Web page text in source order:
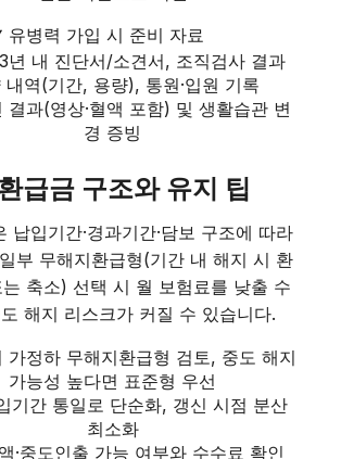
유병력 가입 시 준비 자료
년 내 진단서/소견서, 조직검사 결과
내역(기간, 용량), 통원·입원 기록
결과(영상·혈액 포함) 및 생활습관 변
경 증빙
급금 구조와 유지 팁
납입기간·경과기간·담보 구조에 따라
부 무해지환급형(기간 내 해지 시 환
축소) 선택 시 월 보험료를 낮출 수
해지 리스크가 커질 수 있습니다.
가정하 무해지환급형 검토, 중도 해지
가능성 높다면 표준형 우선
기간 통일로 단순화, 갱신 시점 분산
최소화
·중도인출 가능 여부와 수수료 확인